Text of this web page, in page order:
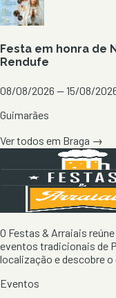
Festa em honra de
Rendufe
08/08/2026 — 15/08/
Guimarães
Ver todos em Braga →
O Festas & Arraiais
eventos tradicionais de
localização e descobre
Eventos